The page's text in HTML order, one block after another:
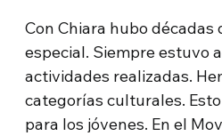
Con Chiara hubo décadas
especial. Siempre estuvo
actividades realizadas.
categorías culturales.
para los jóvenes. En el